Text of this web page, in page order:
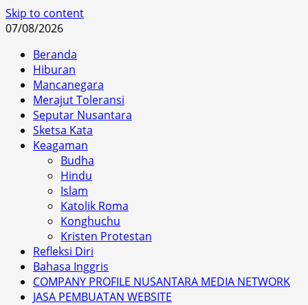
Skip to content
07/08/2026
Beranda
Hiburan
Mancanegara
Merajut Toleransi
Seputar Nusantara
Sketsa Kata
Keagaman
Budha
Hindu
Islam
Katolik Roma
Konghuchu
Kristen Protestan
Refleksi Diri
Bahasa Inggris
COMPANY PROFILE NUSANTARA MEDIA NETWORK
JASA PEMBUATAN WEBSITE